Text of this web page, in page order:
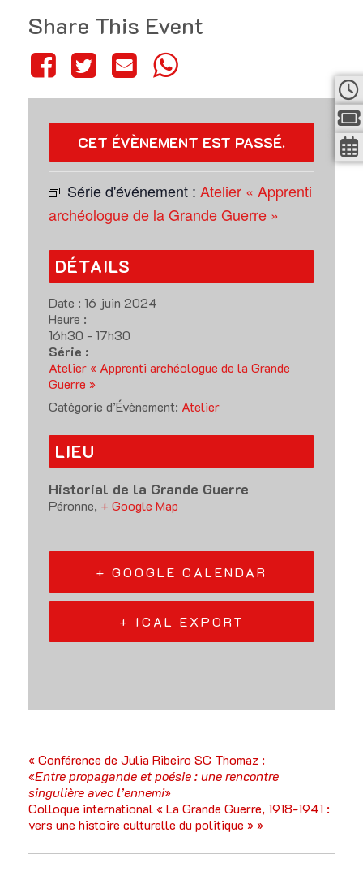
Share This Event
CET ÉVÈNEMENT EST PASSÉ.
Série d'événement : Atelier « Apprenti
archéologue de la Grande Guerre »
DÉTAILS
Date : 16 juin 2024
Heure :
16h30 - 17h30
Série :
Atelier « Apprenti archéologue de la Grande
Guerre »
Catégorie d’Évènement: Atelier
LIEU
Historial de la Grande Guerre
Péronne, + Google Map
+ GOOGLE CALENDAR
+ ICAL EXPORT
«Conférence de Julia Ribeiro SC Thomaz :
«Entre propagande et poésie : une rencontre
singulière avec l’ennemi»
Colloque international « La Grande Guerre, 1918-1941 :
vers une histoire culturelle du politique » »